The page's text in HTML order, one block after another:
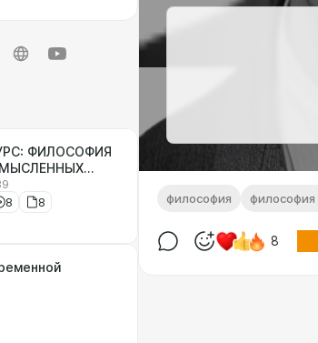
ФИЛОСОФИЯ
8
8 философия философия
8